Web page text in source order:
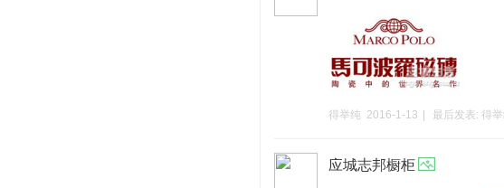
得举纯 2016-1-13 最后发表: 得
应城志邦橱柜